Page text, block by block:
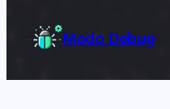
Modo Debug